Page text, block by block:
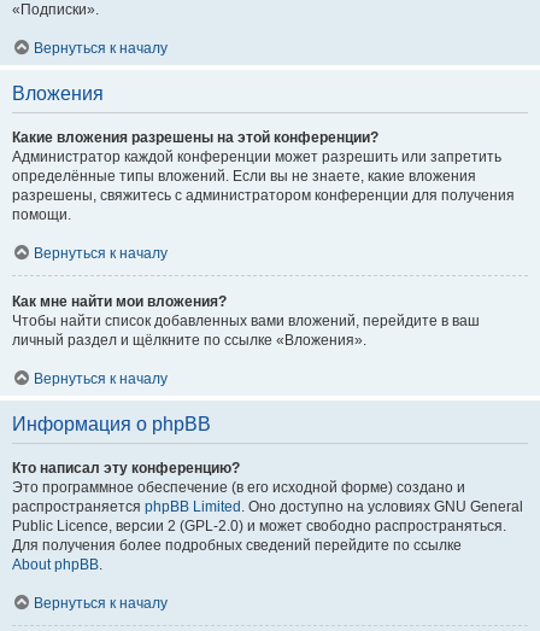
«Подписки».
Вернуться к началу
Вложения
Какие вложения разрешены на этой конференции?
Администратор каждой конференции может разрешить или запретить
определённые типы вложений. Если вы не знаете, какие вложения
разрешены, свяжитесь с администратором конференции для получения
помощи.
Вернуться к началу
Как мне найти мои вложения?
Чтобы найти список добавленных вами вложений, перейдите в ваш
личный раздел и щёлкните по ссылке «Вложения».
Вернуться к началу
Информация о phpBB
Кто написал эту конференцию?
Это программное обеспечение (в его исходной форме) создано и
распространяется phpBB Limited . Оно доступно на условиях GNU General
Public Licence, версии 2 (GPL-2.0) и может свободно распространяться.
Для получения более подробных сведений перейдите по ссылке
About phpBB.
Вернуться к началу